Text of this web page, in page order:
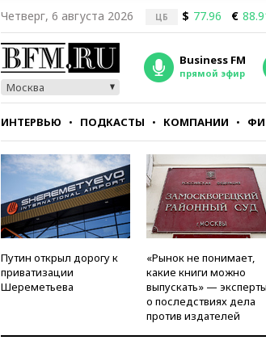
Четверг, 6 августа 2026 ЦБ $ 77.96 €
Москва
Business FM
прямой эфир
ИНТЕРВЬЮ ПОДКАСТЫ КОМПАНИИ
СТИЛЬ ТЕСТЫ
Путин открыл дорогу к
приватизации
Шереметьева
«Рынок не понимает,
какие книги можно
выпускать» — эксперты
о последствиях дела
против издателей